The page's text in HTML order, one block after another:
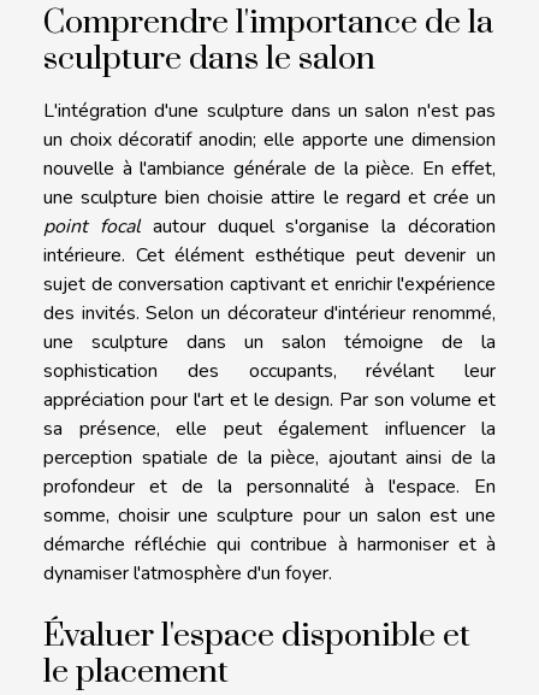
Comprendre l'importance de la
sculpture dans le salon
L'intégration d'une sculpture dans un salon n'est pas
un choix décoratif anodin; elle apporte une dimension
nouvelle à l'ambiance générale de la pièce. En effet,
une sculpture bien choisie attire le regard et crée un
point focalautour duquel s'organise la décoration
intérieure. Cet élément esthétique peut devenir un
sujet de conversation captivant et enrichir l'expérience
des invités. Selon un décorateur d'intérieur renommé,
une sculpture dans un salon témoigne de la
sophistication des occupants, révélant leur
appréciation pour l'art et le design. Par son volume et
sa présence, elle peut également influencer la
perception spatiale de la pièce, ajoutant ainsi de la
profondeur et de la personnalité à l'espace. En
somme, choisir une sculpture pour un salon est une
démarche réfléchie qui contribue à harmoniser et à
dynamiser l'atmosphère d'un foyer.
Évaluer l'espace disponible et
le placement